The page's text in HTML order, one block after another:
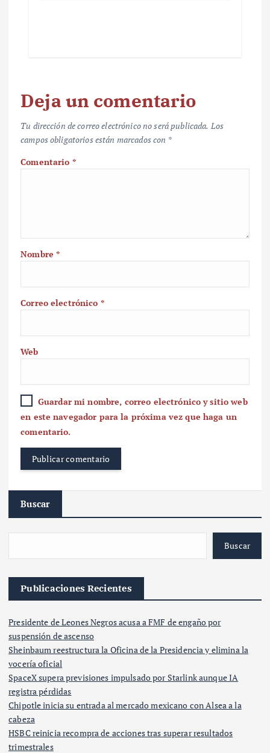
Deja un comentario
Tu dirección de correo electrónico no será publicada. Los
campos obligatorios están marcados con *
Comentario *
Nombre*
Correo electrónico *
Web
Guardar mi nombre, correo electrónico y sitio web
en este navegador para la próxima vez que haga un
comentario.
Buscar
Buscar
Publicaciones Recientes
Presidente de Leones Negros acusa a FMF de engaño por
suspensión de ascenso
Sheinbaum reestructura la Oficina de la Presidencia y elimina la
vocería oficial
SpaceX supera previsiones impulsado por Starlink aunque IA
registra pérdidas
Chipotle inicia su entrada al mercado mexicano con Alsea a la
cabeza
HSBC reinicia recompra de acciones tras superar resultados
trimestrales